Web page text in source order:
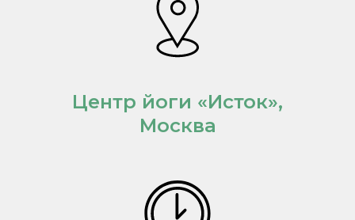
Центр йоги «Исток»,
Москва